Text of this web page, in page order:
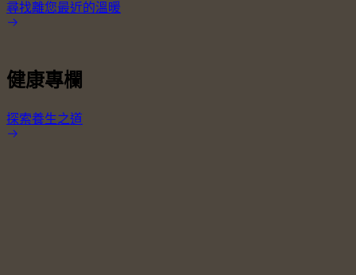
尋找離您最近的溫暖
健康專欄
探索養生之道